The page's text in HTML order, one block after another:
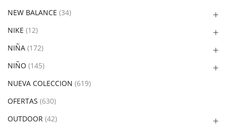
NEW BALANCE (34)
NIKE (12)
NIÑA (172)
NIÑO (145)
NUEVA COLECCION (619)
OFERTAS (630)
OUTDOOR (42)